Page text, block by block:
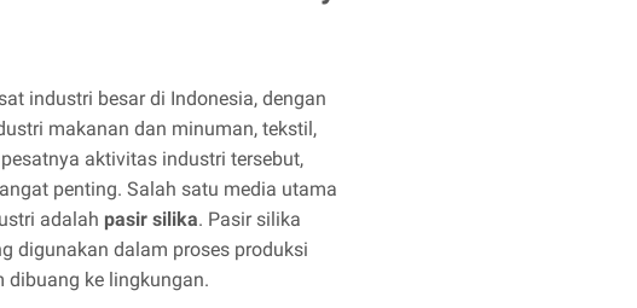
industri besar di Indonesia, dengan
makanan dan minuman, tekstil,
aktivitas industri tersebut,
penting. Salah satu media utama
adalah pasir silika. Pasir silika
digunakan dalam proses produksi
dibuang ke lingkungan.